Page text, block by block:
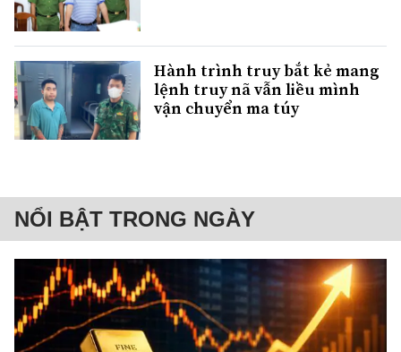
Hành trình truy bắt kẻ mang
lệnh truy nã vẫn liều mình
vận chuyển ma túy
NỔI BẬT TRONG NGÀY